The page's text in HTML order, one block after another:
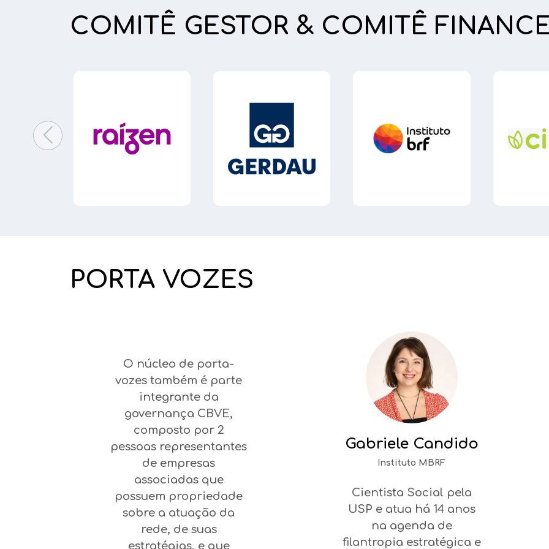
COMITÊ GESTOR & COMITÊ
PORTA VOZES
O núcleo de porta-
vozes também é parte
integrante da
governança CBVE,
composto por 2
pessoas representantes
de empresas
associadas que
possuem propriedade
sobre a atuação da
rede, de suas
estratégias, e que
Gabriele Candido
Instituto MBRF
Cientista Social pela
USP e atua há 14 anos
na agenda de
filantropia estratégica e